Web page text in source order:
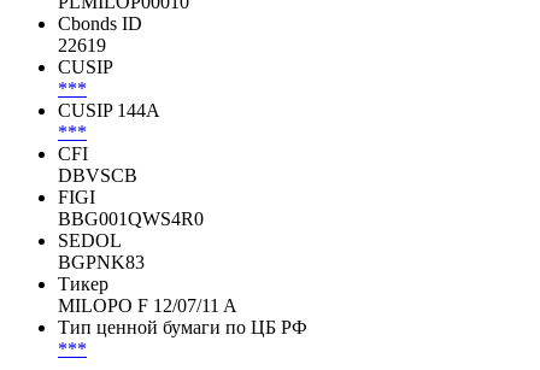
Cbonds ID
22619
CUSIP
***
CUSIP 144A
***
CFI
DBVSCB
FIGI
BBG001QWS4R0
SEDOL
BGPNK83
Тикер
MILOPO F 12/07/11 A
Тип ценной бумаги по ЦБ РФ
***